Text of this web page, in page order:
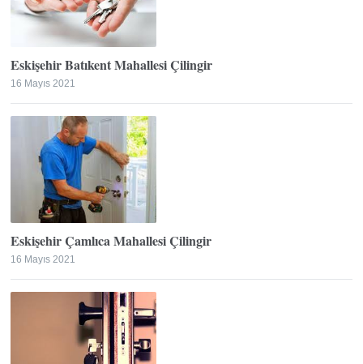
Eskişehir Batıkent Mahallesi Çilingir
16 Mayıs 2021
Eskişehir Çamlıca Mahallesi Çilingir
16 Mayıs 2021